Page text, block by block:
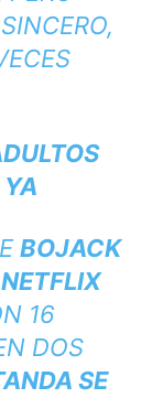
YA
BOJACK
16
DOS
SE